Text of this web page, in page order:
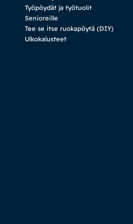
Työpöydät ja työtuolit
Senioreille
Tee se itse ruokapöytä (DIY)
Ulkokalusteet